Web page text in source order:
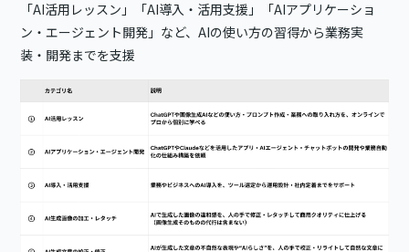
「AI活用レッスン」「AI導入・活用支援」「AIアプリケーショ
ン・エージェント開発」など、AIの使い方の習得から業務実
装・開発までを支援